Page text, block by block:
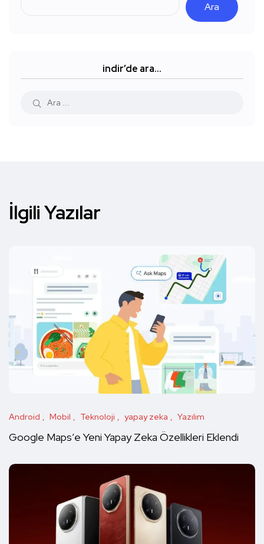
Ara
indir’de ara…
İlgili Yazılar
Android Mobil Teknoloji yapay zeka Yazılım
Google Maps’e Yeni Yapay Zeka Özellikleri Eklendi